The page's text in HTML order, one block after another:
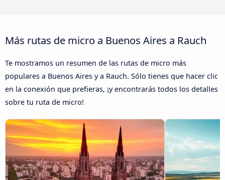
Más rutas de micro a Buenos Aires a Rauch
Te mostramos un resumen de las rutas de micro más
populares a Buenos Aires y a Rauch. Sólo tienes que hacer clic
en la conexión que prefieras, ¡y encontrarás todos los detalles
sobre tu ruta de micro!